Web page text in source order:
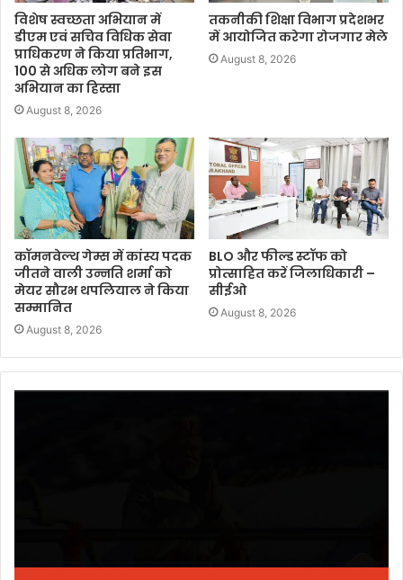
विशेष स्वच्छता अभियान में
डीएम एवं सचिव विधिक सेवा
प्राधिकरण ने किया प्रतिभाग,
100 से अधिक लोग बने इस
अभियान का हिस्सा
August 8, 2026
तकनीकी शिक्षा विभाग प्रदेशभर
में आयोजित करेगा रोजगार मेले
August 8, 2026
कॉमनवेल्थ गेम्स में कांस्य पदक
जीतने वाली उन्नति शर्मा को
मेयर सौरभ थपलियाल ने किया
सम्मानित
August 8, 2026
BLO और फील्ड स्टॉफ को
प्रोत्साहित करें जिलाधिकारी –
सीईओ
August 8, 2026